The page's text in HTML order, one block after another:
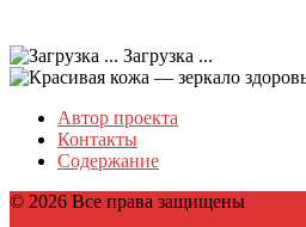
Загрузка ...
Автор проекта
Контакты
Содержание
© 2026 Все права защищены